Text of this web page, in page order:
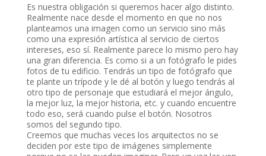
Es nuestra obligación si queremos hacer algo distinto.
Realmente nace desde el momento en que no nos
planteamos una imagen como un servicio sino más
como una expresión artística al servicio de ciertos
intereses, eso sí. Realmente parece lo mismo pero hay
una gran diferencia. Es como si a un fotógrafo le pides
fotos de tu edificio. Tendrás un tipo de fotógrafo que
te plante un trípode y le dé al botón y luego tendrás al
otro tipo de personaje que estudiará el mejor ángulo,
la mejor luz, la mejor historia, etc. y cuando encuentre
todo eso, será cuando pulse el botón. Nosotros
somos del segundo tipo.
Creemos que muchas veces los arquitectos no se
deciden por este tipo de imágenes simplemente